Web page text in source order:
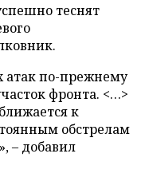
теснят
атак по-прежнему
фронта. <…>
к
обстрелам
– добавил